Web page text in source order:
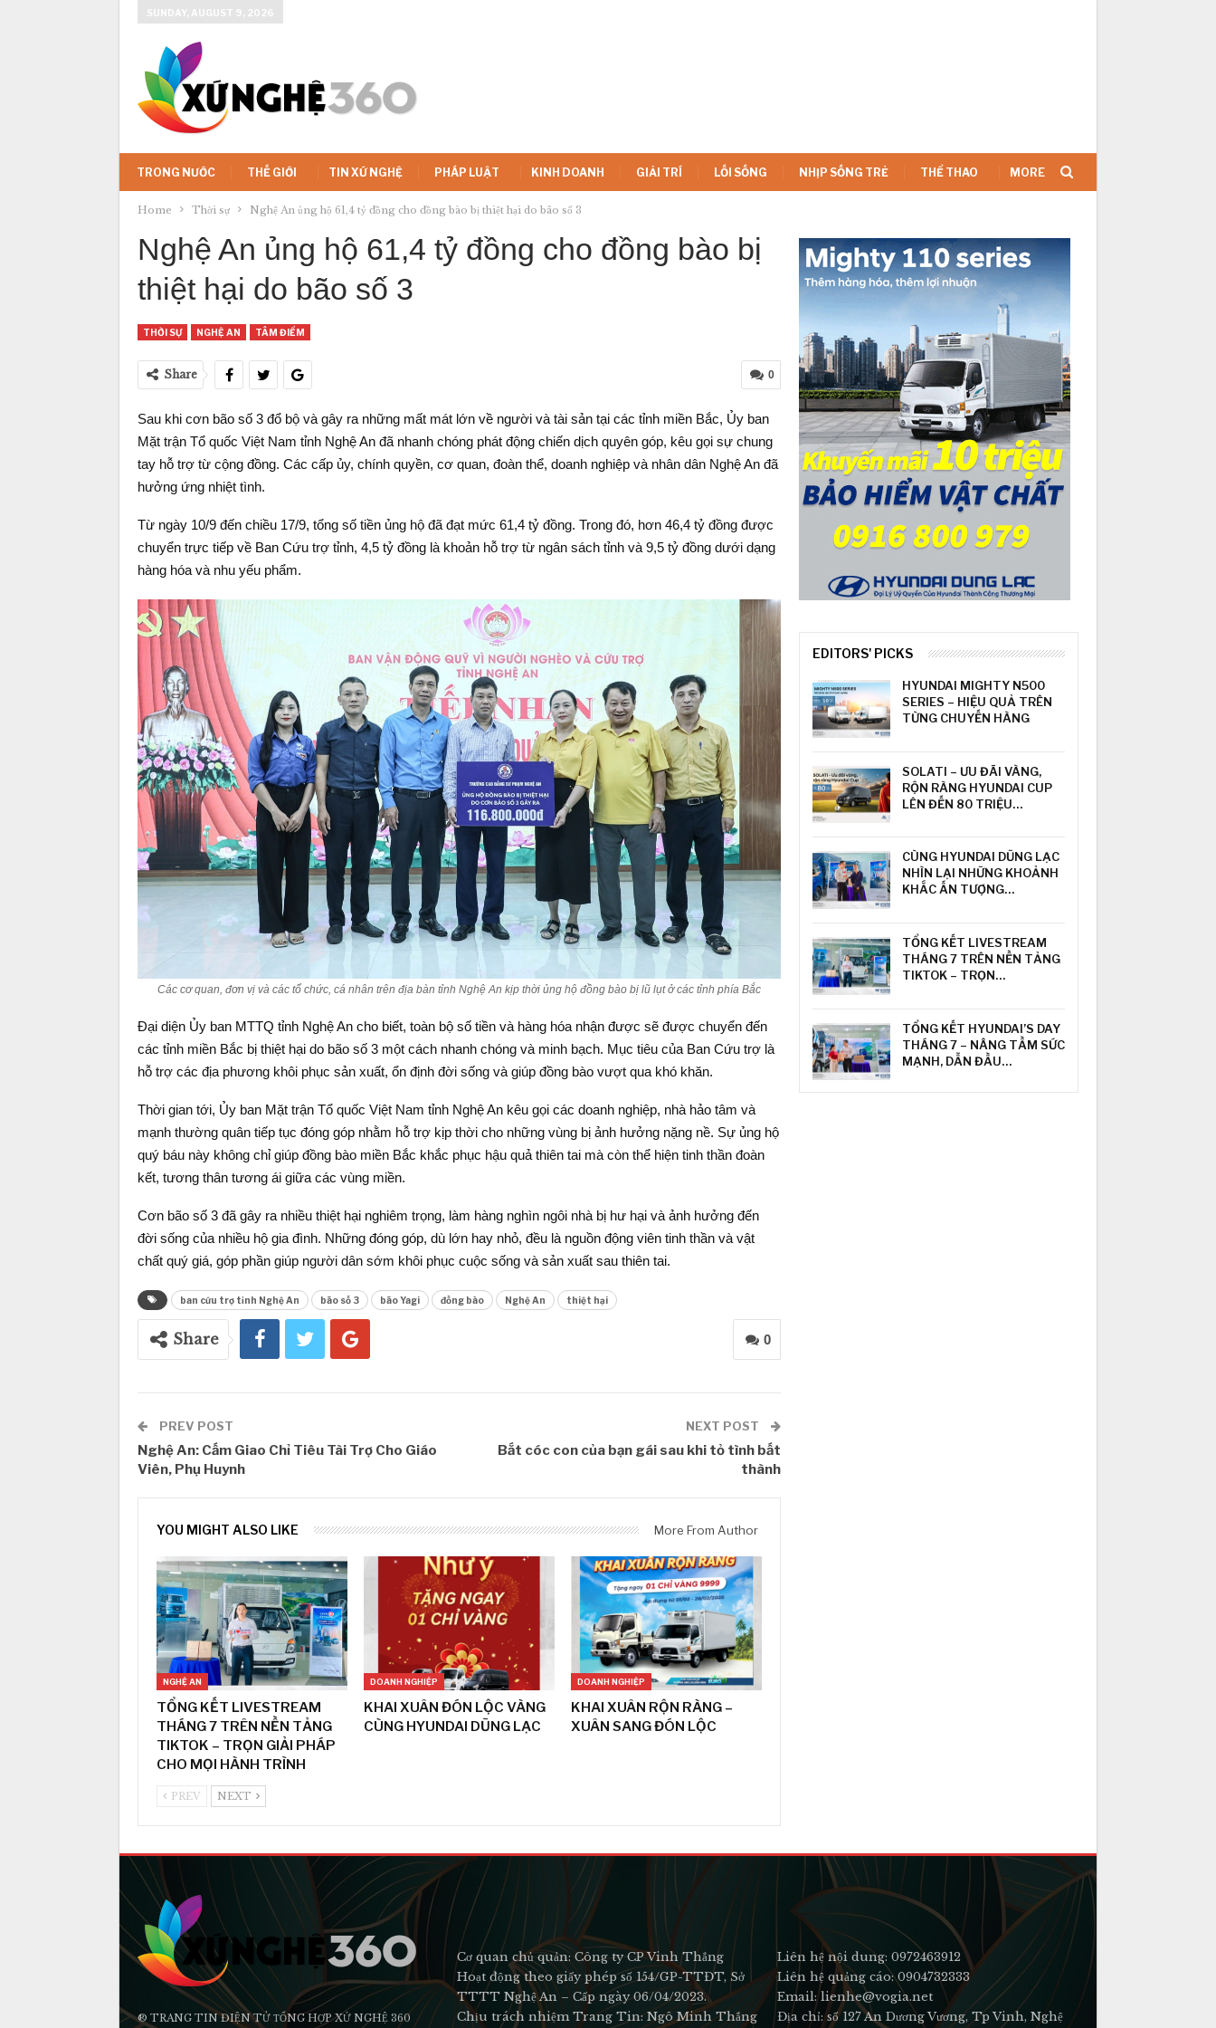
SUNDAY, AUGUST 9, 2026
TRONG NƯỚC THẾ GIỚI TIN XỨ NGHỆ PHÁP LUẬT KINH DOANH GIẢI TRÍ LỐI SỐNG NHỊP SỐNG TRẺ THỂ THAO MORE
Home Thời sự Nghệ An ủng hộ 61,4 tỷ đồng cho đồng bào bị thiệt hại do bão số 3
Nghệ An ủng hộ 61,4 tỷ đồng cho đồng bào bị
thiệt hại do bão số 3
THỜI SỰ NGHỆ AN TÂM ĐIỂM
0
Share
Sau khi cơn bão số 3 đổ bộ và gây ra những mất mát lớn về người và tài sản tại các tỉnh miền Bắc, Ủy ban
Mặt trận Tổ quốc Việt Nam tỉnh Nghệ An đã nhanh chóng phát động chiến dịch quyên góp, kêu gọi sự chung
tay hỗ trợ từ cộng đồng. Các cấp ủy, chính quyền, cơ quan, đoàn thể, doanh nghiệp và nhân dân Nghệ An đã
hưởng ứng nhiệt tình.
Từ ngày 10/9 đến chiều 17/9, tổng số tiền ủng hộ đã đạt mức 61,4 tỷ đồng. Trong đó, hơn 46,4 tỷ đồng được
chuyển trực tiếp về Ban Cứu trợ tỉnh, 4,5 tỷ đồng là khoản hỗ trợ từ ngân sách tỉnh và 9,5 tỷ đồng dưới dạng
hàng hóa và nhu yếu phẩm.
Các cơ quan, đơn vị và các tổ chức, cá nhân trên địa bàn tỉnh Nghệ An kịp thời ủng hộ đồng bào bị lũ lụt ở các tỉnh phía Bắc
Đại diện Ủy ban MTTQ tỉnh Nghệ An cho biết, toàn bộ số tiền và hàng hóa nhận được sẽ được chuyển đến
các tỉnh miền Bắc bị thiệt hại do bão số 3 một cách nhanh chóng và minh bạch. Mục tiêu của Ban Cứu trợ là
hỗ trợ các địa phương khôi phục sản xuất, ổn định đời sống và giúp đồng bào vượt qua khó khăn.
Thời gian tới, Ủy ban Mặt trận Tổ quốc Việt Nam tỉnh Nghệ An kêu gọi các doanh nghiệp, nhà hảo tâm và
mạnh thường quân tiếp tục đóng góp nhằm hỗ trợ kịp thời cho những vùng bị ảnh hưởng nặng nề. Sự ủng hộ
quý báu này không chỉ giúp đồng bào miền Bắc khắc phục hậu quả thiên tai mà còn thể hiện tinh thần đoàn
kết, tương thân tương ái giữa các vùng miền.
Cơn bão số 3 đã gây ra nhiều thiệt hại nghiêm trọng, làm hàng nghìn ngôi nhà bị hư hại và ảnh hưởng đến
đời sống của nhiều hộ gia đình. Những đóng góp, dù lớn hay nhỏ, đều là nguồn động viên tinh thần và vật
chất quý giá, góp phần giúp người dân sớm khôi phục cuộc sống và sản xuất sau thiên tai.
ban cứu trợ tỉnh Nghệ An bão số 3 bão Yagi đồng bào Nghệ An thiệt hại
0
Share
PREV POST
Nghệ An: Cấm Giao Chỉ Tiêu Tài Trợ Cho Giáo
Viên, Phụ Huynh
NEXT POST
Bắt cóc con của bạn gái sau khi tỏ tình bất
thành
YOU MIGHT ALSO LIKE More From Author
NGHỆ AN
TỔNG KẾT LIVESTREAM
THÁNG 7 TRÊN NỀN TẢNG
TIKTOK – TRỌN GIẢI PHÁP
CHO MỌI HÀNH TRÌNH
DOANH NGHIỆP
KHAI XUÂN ĐÓN LỘC VÀNG
CÙNG HYUNDAI DŨNG LẠC
DOANH NGHIỆP
KHAI XUÂN RỘN RÀNG –
XUÂN SANG ĐÓN LỘC
PREV NEXT
EDITORS' PICKS
HYUNDAI MIGHTY N500
SERIES – HIỆU QUẢ TRÊN
TỪNG CHUYẾN HÀNG
SOLATI – ƯU ĐÃI VÀNG,
RỘN RÀNG HYUNDAI CUP
LÊN ĐẾN 80 TRIỆU…
CÙNG HYUNDAI DŨNG LẠC
NHÌN LẠI NHỮNG KHOẢNH
KHẮC ẤN TƯỢNG…
TỔNG KẾT LIVESTREAM
THÁNG 7 TRÊN NỀN TẢNG
TIKTOK – TRỌN…
TỔNG KẾT HYUNDAI’S DAY
THÁNG 7 – NÂNG TẦM SỨC
MẠNH, DẪN ĐẦU…
® TRANG TIN ĐIỆN TỬ ТỔNG HỢP XỨ NGHỆ 360
Cơ quan chủ quản: Công ty CP Vinh Thắng
Hoạt động theo giấy phép số 154/GP-TTĐT, Sở
TTTT Nghệ An – Cấp ngày 06/04/2023.
Chịu trách nhiệm Trang Tin: Ngô Minh Thắng
Liên hệ nội dung: 0972463912
Liên hệ quảng cáo: 0904732333
Email: lienhe@vogia.net
Địa chỉ: số 127 An Dương Vương, Tp Vinh, Nghệ